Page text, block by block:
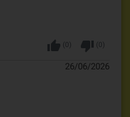
thumb_up (0 ) thumb_down (0 )
26/06/2026